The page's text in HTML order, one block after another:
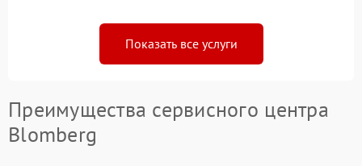
Показать все услуги
Преимущества сервисного центра
Blomberg